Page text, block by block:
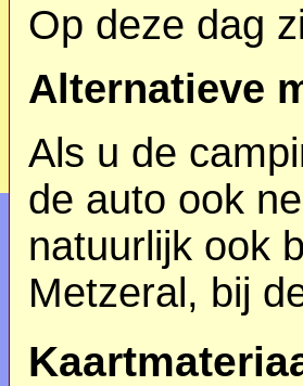
Op deze dag
Alternatieve
Als u de
de auto ook
natuurlijk ook
Metzeral, bij